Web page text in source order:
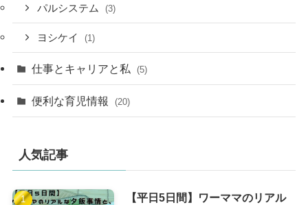
パルシステム (3)
ヨシケイ (1)
仕事とキャリアと私 (5)
便利な育児情報 (20)
人気記事
【平日5日間】ワーママのリアル